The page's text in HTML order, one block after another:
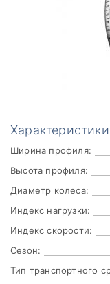
Характеристики
Ширина профиля:
Высота профиля:
Диаметр колеса:
Индекс нагрузки:
Индекс скорости:
Сезон:
Тип транспортного